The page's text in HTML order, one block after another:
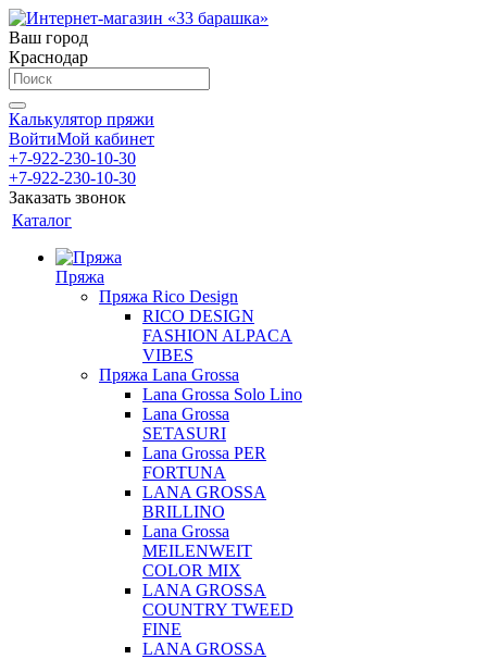
Ваш город
Краснодар
Калькулятор пряжи
ВойтиМой кабинет
+7-922-230-10-30
+7-922-230-10-30
Заказать звонок
Каталог
Пряжа
Пряжа Rico Design
RICO DESIGN
FASHION ALPACA
VIBES
Пряжа Lana Grossa
Lana Grossa Solo Lino
Lana Grossa
SETASURI
Lana Grossa PER
FORTUNA
LANA GROSSA
BRILLINO
Lana Grossa
MEILENWEIT
COLOR MIX
LANA GROSSA
COUNTRY TWEED
FINE
LANA GROSSA